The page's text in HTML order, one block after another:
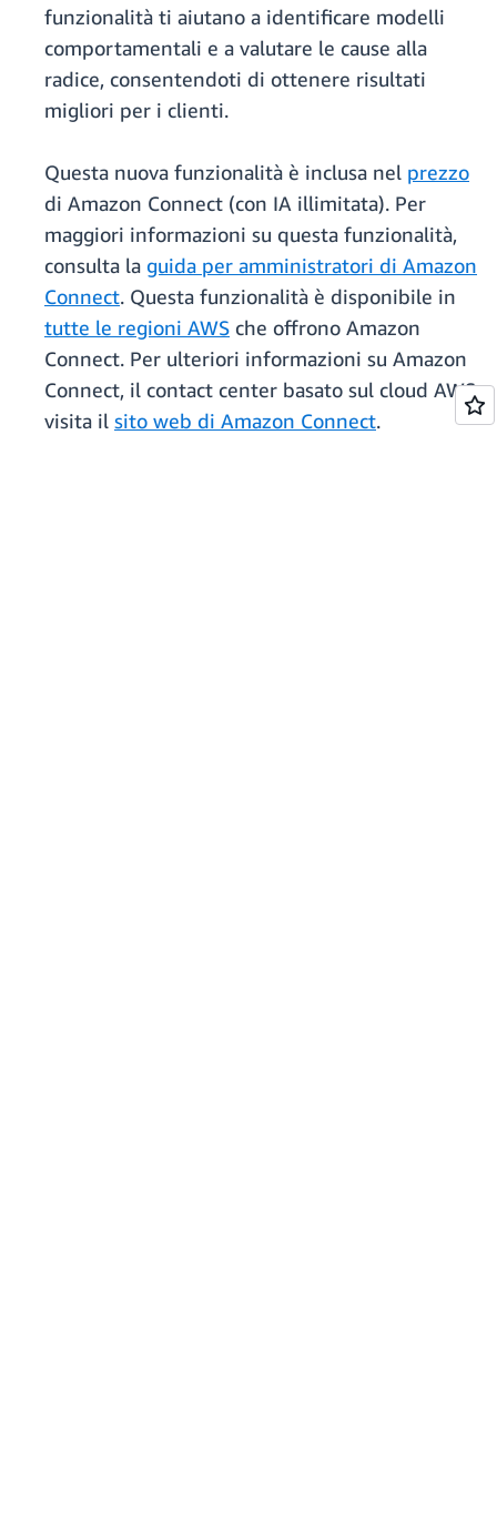
funzionalità ti aiutano a identificare modelli
comportamentali e a valutare le cause alla
radice, consentendoti di ottenere risultati
migliori per i clienti.
Questa nuova funzionalità è inclusa nel prezzo
di Amazon Connect (con IA illimitata). Per
maggiori informazioni su questa funzionalità,
consulta la guida per amministratori di Amazon
Connect. Questa funzionalità è disponibile in
tutte le regioni AWS che offrono Amazon
Connect. Per ulteriori informazioni su Amazon
Connect, il contact center basato sul cloud AWS,
visita il sito web di Amazon Connect.